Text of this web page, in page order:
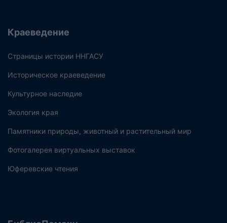
Краеведение
Страницы истории ННГАСУ
Историческое краеведение
Культурное наследие
Экология края
Памятники природы, животный и растительный мир
Фотогалерея виртуальных выставок
Юферевские чтения